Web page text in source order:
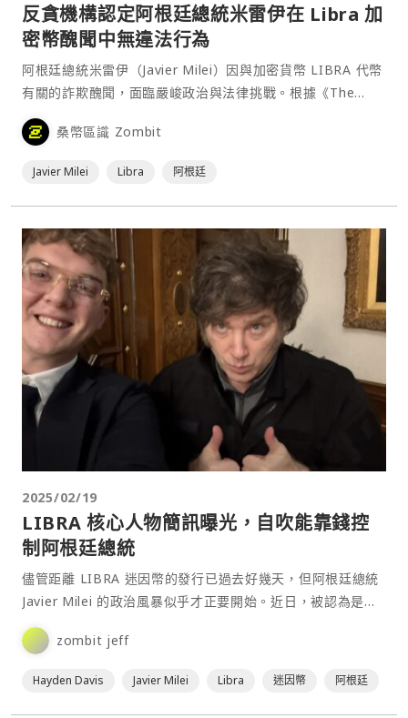
反貪機構認定阿根廷總統米雷伊在 Libra 加
密幣醜聞中無違法行為
阿根廷總統米雷伊（Javier Milei）因與加密貨幣 LIBRA 代幣
有關的詐欺醜聞，面臨嚴峻政治與法律挑戰。根據《The
Block》⋯
桑幣區識 Zombit
Javier Milei Libra 阿根廷
2025/02/19
LIBRA 核心人物簡訊曝光，自吹能靠錢控
制阿根廷總統
儘管距離 LIBRA 迷因幣的發行已過去好幾天，但阿根廷總統
Javier Milei 的政治風暴似乎才正要開始。近日，被認為是
Libra 項目核心成員（儘管他聲⋯
zombit jeff
Hayden Davis Javier Milei Libra 迷因幣 阿根廷